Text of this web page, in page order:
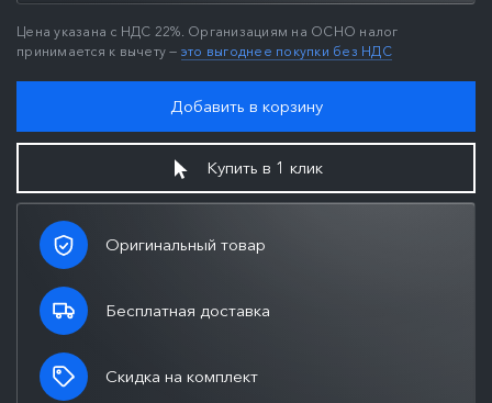
Цена указана с НДС 22%. Организациям на ОСНО налог
принимается к вычету — это выгоднее покупки без НДС
Добавить в корзину
Купить в 1 клик
Оригинальный товар
Бесплатная доставка
Скидка на комплект